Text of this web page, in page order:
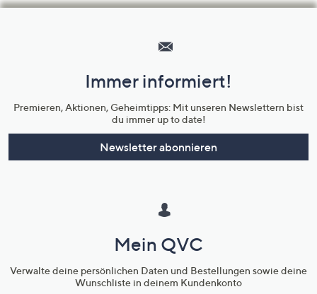
Unternehmensinformationen
Immer informiert!
Premieren, Aktionen, Geheimtipps: Mit unseren Newslettern bist
du immer up to date!
Newsletter abonnieren
Mein QVC
Verwalte deine persönlichen Daten und Bestellungen sowie deine
Wunschliste in deinem Kundenkonto